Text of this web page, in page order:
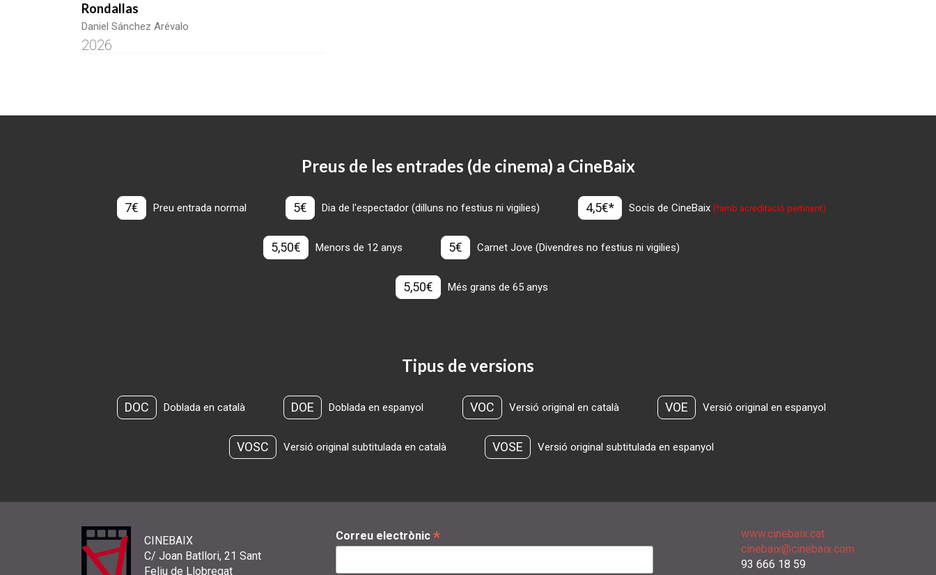
Rondallas
Daniel Sánchez Arévalo
2026
Preus de les entrades (de cinema) a CineBaix
7€ Preu entrada normal 5€ Dia de l'espectador (dilluns no festius ni vigilies) 4,5€* Socis de CineBaix(*amb acreditació pertinent)
5,50€ Menors de 12 anys 5€ Carnet Jove (Divendres no festius ni vigilies)
5,50€ Més grans de 65 anys
Tipus de versions
DOC Doblada en català DOE Doblada en espanyol VOC Versió original en català VOE Versió original en espanyol
VOSC Versió original subtitulada en català VOSE Versió original subtitulada en espanyol
CINEBAIX
C/ Joan Batllori, 21 Sant
Feliu de Llobregat
Correu electrònic *
www.cinebaix.cat
cinebaix@cinebaix.com
93 666 18 59